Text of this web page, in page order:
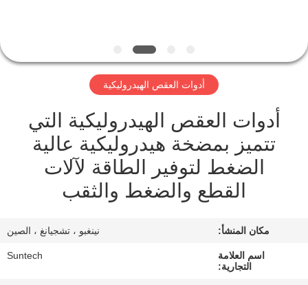
أخبار
اقتباس
خريطة
سياسة
الخصوصية
أدوات العقص الهيدروليكية
أدوات العقص الهيدروليكية التي
تتميز بمضخة هيدروليكية عالية
الضغط لتوفير الطاقة لآلات
القطع والضغط والثقب
مكان المنشأ: نينغبو ، تشجيانغ ، الصين
اسم العلامة
التجارية:
Suntech